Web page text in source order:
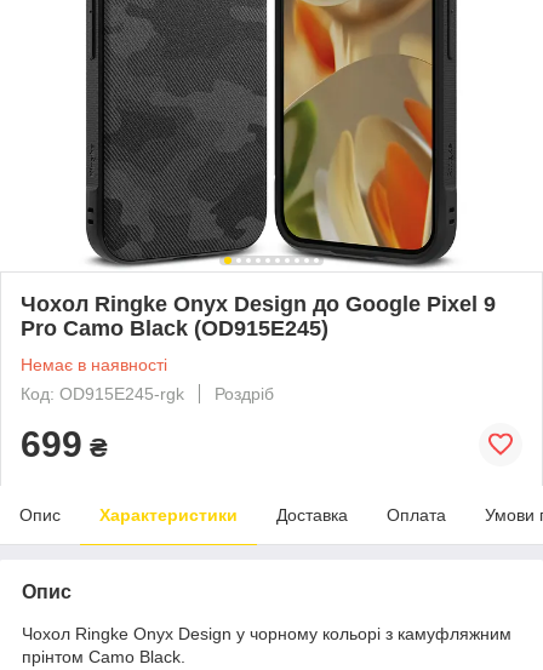
Чохол Ringke Onyx Design до Google Pixel 9
Pro Camo Black (OD915E245)
Немає в наявності
Код: OD915E245-rgk
Роздріб
699 ₴
Опис Характеристики Доставка Оплата Умови
Опис
Чохол Ringke Onyx Design у чорному кольорі з камуфляжним
прінтом Camo Black.